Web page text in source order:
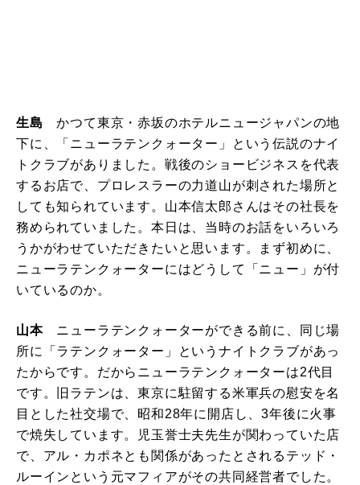
生島 かつて東京・赤坂のホテルニュージャパンの地
下に、「ニューラテンクォーター」という伝説のナイ
トクラブがありました。戦後のショービジネスを代表
するお店で、プロレスラーの力道山が刺された場所と
しても知られています。山本信太郎さんはその社長を
務められていました。本日は、当時のお話をいろいろ
うかがわせていただきたいと思います。まず初めに、
ニューラテンクォーターにはどうして「ニュー」が付
いているのか。
山本ニューラテンクォーターができる前に、同じ場
所に「ラテンクォーター」というナイトクラブがあっ
たからです。だからニューラテンクォーターは2代目
です。旧ラテンは、東京に駐留する米軍兵の慰安を名
目とした社交場で、昭和28年に開店し、3年後に火事
で焼失しています。児玉誉士夫先生が関わっていた店
で、アル・カポネとも関係があったとされるテッド・
ルーインという元マフィアがその共同経営者でした。